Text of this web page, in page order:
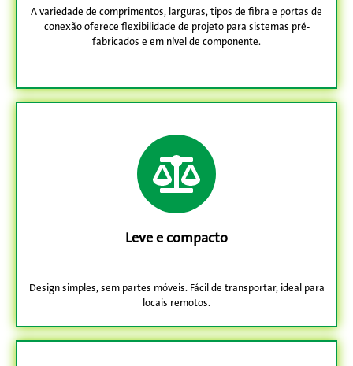
A variedade de comprimentos, larguras, tipos de fibra e portas de
conexão oferece flexibilidade de projeto para sistemas pré-
fabricados e em nível de componente.
Leve e compacto
Design simples, sem partes móveis. Fácil de transportar, ideal para
locais remotos.